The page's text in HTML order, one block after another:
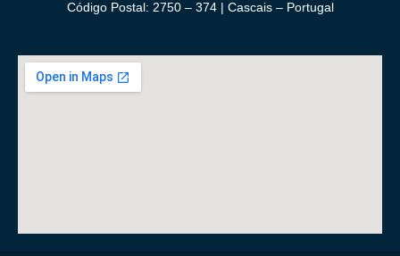
Código Postal: 2750 – 374 | Cascais – Portugal